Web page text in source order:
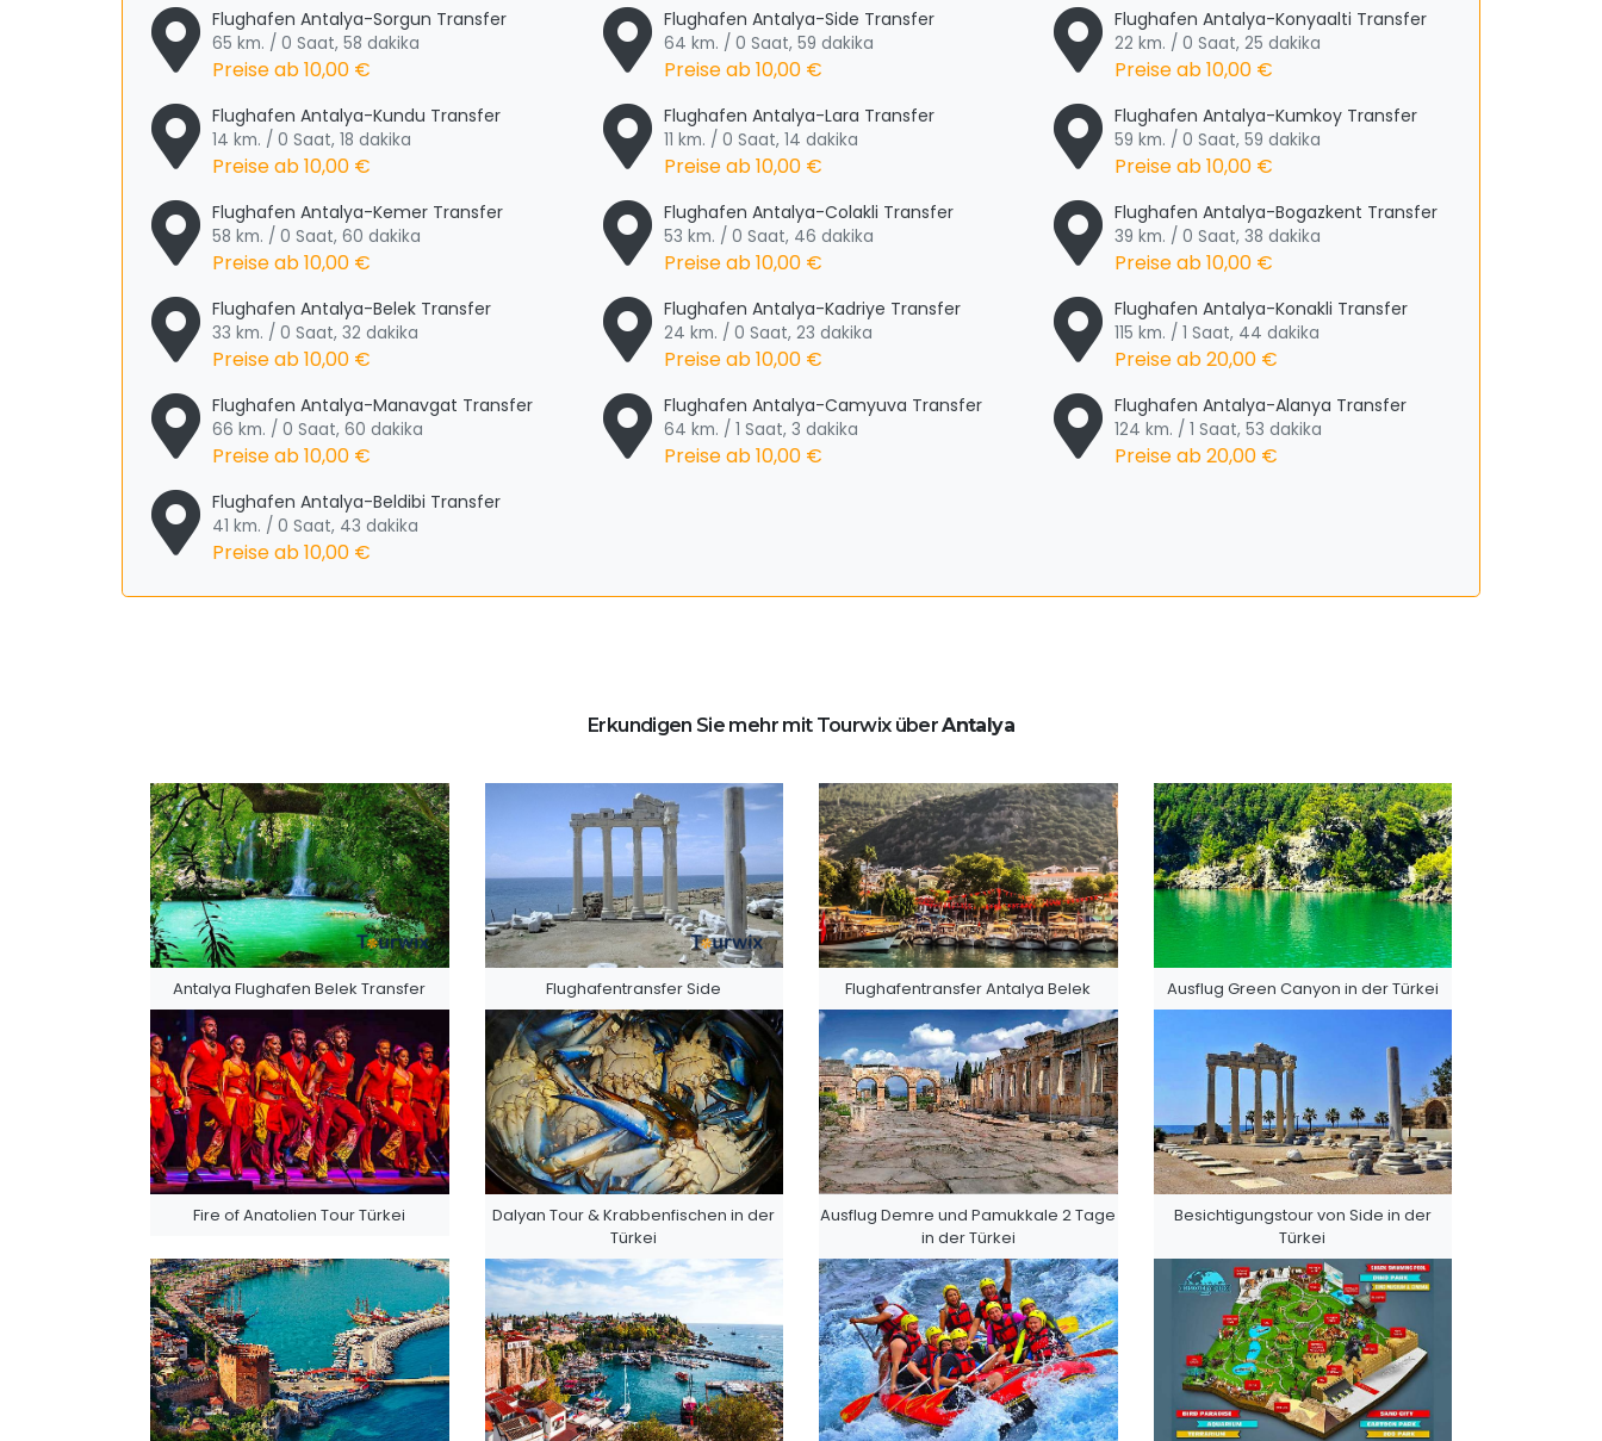
Flughafen Antalya-Sorgun Transfer
65 km. / 0 Saat, 58 dakika
Preise ab10,00 €
Flughafen Antalya-Side Transfer
64 km. / 0 Saat, 59 dakika
Preise ab10,00 €
Flughafen Antalya-Konyaalti Transfer
22 km. / 0 Saat, 25 dakika
Preise ab10,00 €
Flughafen Antalya-Kundu Transfer
14 km. / 0 Saat, 18 dakika
Preise ab10,00 €
Flughafen Antalya-Lara Transfer
11 km. / 0 Saat, 14 dakika
Preise ab10,00 €
Flughafen Antalya-Kumkoy Transfer
59 km. / 0 Saat, 59 dakika
Preise ab10,00 €
Flughafen Antalya-Kemer Transfer
58 km. / 0 Saat, 60 dakika
Preise ab10,00 €
Flughafen Antalya-Colakli Transfer
53 km. / 0 Saat, 46 dakika
Preise ab10,00 €
Flughafen Antalya-Bogazkent Transfer
39 km. / 0 Saat, 38 dakika
Preise ab10,00 €
Flughafen Antalya-Belek Transfer
33 km. / 0 Saat, 32 dakika
Preise ab10,00 €
Flughafen Antalya-Kadriye Transfer
24 km. / 0 Saat, 23 dakika
Preise ab10,00 €
Flughafen Antalya-Konakli Transfer
115 km. / 1 Saat, 44 dakika
Preise ab20,00 €
Flughafen Antalya-Manavgat Transfer
66 km. / 0 Saat, 60 dakika
Preise ab10,00 €
Flughafen Antalya-Camyuva Transfer
64 km. / 1 Saat, 3 dakika
Preise ab10,00 €
Flughafen Antalya-Alanya Transfer
124 km. / 1 Saat, 53 dakika
Preise ab20,00 €
Flughafen Antalya-Beldibi Transfer
41 km. / 0 Saat, 43 dakika
Preise ab10,00 €
Erkundigen Sie mehr mit Tourwix überAntalya
Antalya Flughafen Belek Transfer Flughafentransfer Side Flughafentransfer Antalya Belek Ausflug Green Canyon in der Türkei
Fire of Anatolien Tour Türkei
Dalyan Tour & Krabbenfischen in der
Türkei
Ausflug Demre und Pamukkale 2 Tage
in der Türkei
Besichtigungstour von Side in der
Türkei